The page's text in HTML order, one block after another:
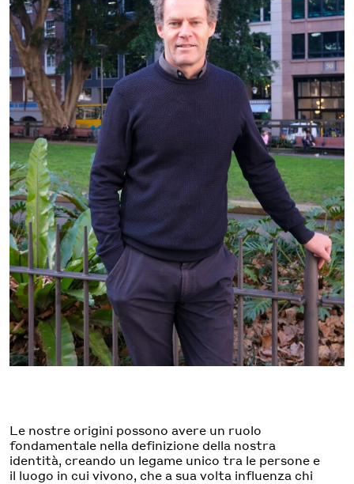
Le nostre origini possono avere un ruolo
fondamentale nella definizione della nostra
identità, creando un legame unico tra le persone e
il luogo in cui vivono, che a sua volta influenza chi